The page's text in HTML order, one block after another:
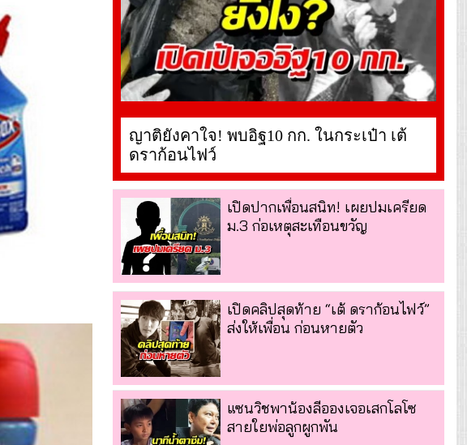
ญาติยังคาใจ! พบอิฐ10 กก. ในกระเป๋า เต้
ดราก้อนไฟว์
เปิดปากเพื่อนสนิท! เผยปมเครียด
ม.3 ก่อเหตุสะเทือนขวัญ
เปิดคลิปสุดท้าย “เต้ ดราก้อนไฟว์”
ส่งให้เพื่อน ก่อนหายตัว
แซนวิชพาน้องลีอองเจอเสกโลโซ
สายใยพ่อลูกผูกพัน